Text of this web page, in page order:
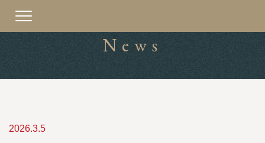
Toggle
navigation
News
2026.3.5